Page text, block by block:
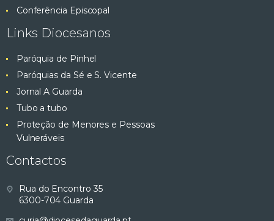
Conferência Episcopal
Links Diocesanos
Paróquia de Pinhel
Paróquias da Sé e S. Vicente
Jornal A Guarda
Tubo a tubo
Proteção de Menores e Pessoas
Vulneráveis
Contactos
Rua do Encontro 35
6300-704 Guarda